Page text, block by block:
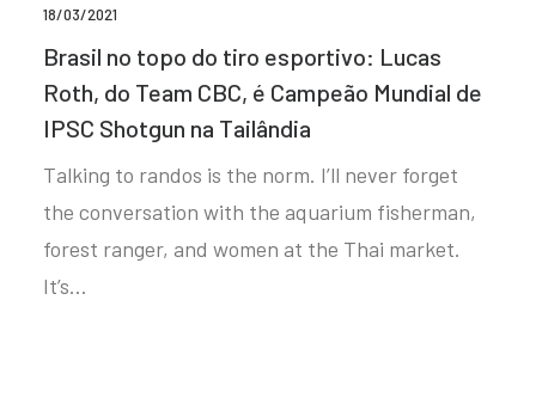
18/03/2021
Brasil no topo do tiro esportivo: Lucas
Roth, do Team CBC, é Campeão Mundial de
IPSC Shotgun na Tailândia
Talking to randos is the norm. I’ll never forget
the conversation with the aquarium fisherman,
forest ranger, and women at the Thai market.
It’s…